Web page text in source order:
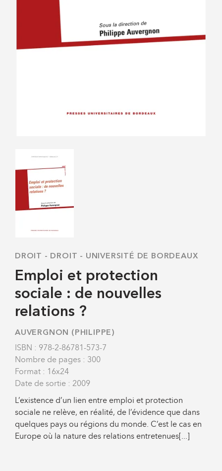
DROIT - DROIT - UNIVERSITÉ DE BORDEAUX
Emploi et protection
sociale : de nouvelles
relations ?
AUVERGNON (PHILIPPE)
ISBN : 978-2-86781-573-7
Nombre de pages : 300
Format : 16x24
Date de sortie : 2009
L’existence d’un lien entre emploi et protection
sociale ne relève, en réalité, de l’évidence que dans
quelques pays ou régions du monde. C’est le cas en
Europe où la nature des relations entretenues[...]